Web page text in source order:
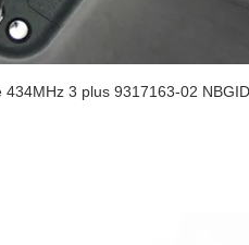
434MHz 3 plus 9317163-02